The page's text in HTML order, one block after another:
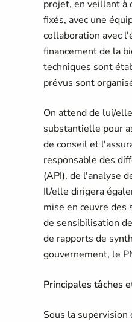
projet, en veillant à
fixés, avec une
collaboration avec
financement de la
techniques sont
prévus sont
On attend de lui/
substantielle pour
de conseil et
responsable des
(API), de l'analyse
Il/elle dirigera
mise en œuvre des
de sensibilisation
de rapports de
gouvernement, le
Principales tâches
Sous la